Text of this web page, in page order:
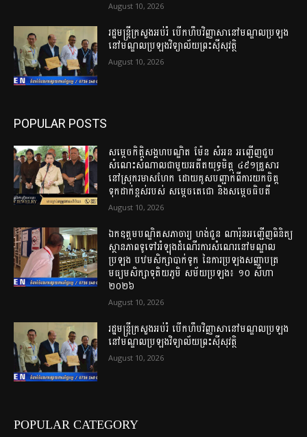
August 10, 2026
រដ្ឋមន្ត្រីក្រសួងអប់រំ បើកហឹបវិញ្ញាសានៅមណ្ឌលប្រឡង
នៅមណ្ឌលប្រឡងវិទ្យាល័យព្រះស៊ីសុវត្ថិ
August 10, 2026
POPULAR POSTS
សម្តេចកិត្តិសង្គហបណ្ឌិត ម៉ែន សំអន អញ្ជើញជួប
សំណេះសំណាលជាមួយអតីតយុទ្ធមិត្ត ៤៩១គ្រួសារ
នៅស្រុករមាសហែក ដោយគូសបញ្ជាក់ពីការយកចិត្ត
ទុកដាក់ខ្ពស់របស់ សម្តេចតេជោ និងសម្តេចធិបតី
August 10, 2026
ឯកឧត្ដមបណ្ឌិតសភាចារ្យ ហង់ជួន ណារ៉ុនអញ្ជើញពិនិត្យ
ស្ថានភាពទូទៅអំឡុងដំណើរការសំណេរនៅមណ្ឌល
ប្រឡង បឋមសិក្សាបាក់ទូក នៃការប្រឡងសញ្ញាបត្រ
មធ្យមសិក្សាទុតិយភូមិ សម័យប្រឡង៖ ១០ សីហា
២០២៦
August 10, 2026
រដ្ឋមន្ត្រីក្រសួងអប់រំ បើកហឹបវិញ្ញាសានៅមណ្ឌលប្រឡង
នៅមណ្ឌលប្រឡងវិទ្យាល័យព្រះស៊ីសុវត្ថិ
August 10, 2026
POPULAR CATEGORY